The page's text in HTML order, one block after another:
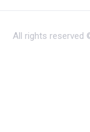
All rights reserved